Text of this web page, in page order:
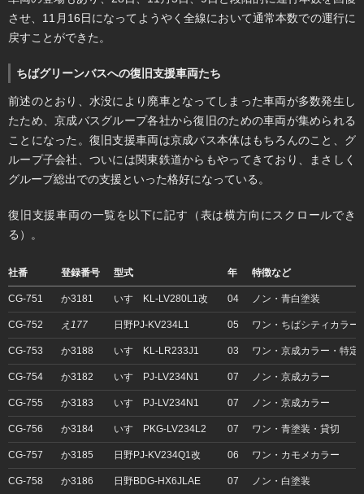
させ、11月16日になってようやく全線において通常本数での運行に
戻すことができた。
ちばグリーンバスへの復旧支援車両たち
前述のとおり、水没により廃車となってしまった車両が多数発生し
たため、京成バスグループ各社から復旧のための車両が集められる
ことになった。復旧支援車両は京成バス本体はもちろんのこと、グ
ループ子会社、ついには関東鉄道からもやってきており、まさしく
グループ総出での支援といった格好になっている。
復旧支援車両の一覧を以下に記す（表は横方向にスクロールでき
る）。
社番 登録番号 型式 年 特徴など
CG-751 か3181 いすゞKL-LV280L1改 04 ノン・青白塗装
CG-752 え177 日野PJ-KV234L1 05 ワン・ちばシティカラー
CG-753 か3188 いすゞKL-LR233J1 03 ワン・京成カラー・特定
CG-754 か3182 いすゞPJ-LV234N1 07 ノン・京成カラー
CG-755 か3183 いすゞPJ-LV234N1 07 ノン・京成カラー
CG-756 か3184 いすゞPKG-LV234L2 07 ワン・青塗装・貸切
CG-757 か3185 日野PJ-KV234Q1改 06 ワン・カモメカラー
CG-758 か3186 日野BDG-HX6JLAE 07 ノン・白塗装